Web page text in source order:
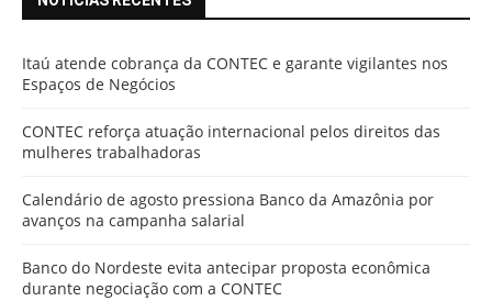
Itaú atende cobrança da CONTEC e garante vigilantes nos
Espaços de Negócios
CONTEC reforça atuação internacional pelos direitos das
mulheres trabalhadoras
Calendário de agosto pressiona Banco da Amazônia por
avanços na campanha salarial
Banco do Nordeste evita antecipar proposta econômica
durante negociação com a CONTEC